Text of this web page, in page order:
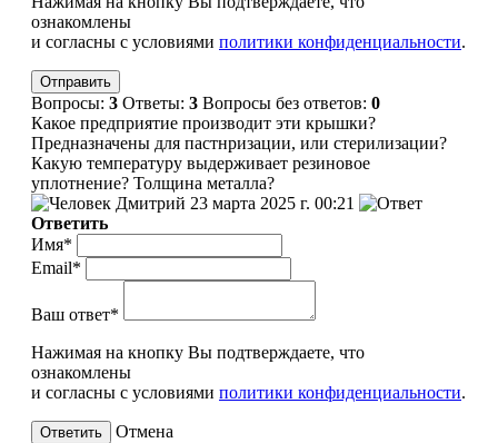
ознакомлены
и согласны с условиями политики конфиденциальности.
Вопросы: 3 Ответы: 3 Вопросы без ответов: 0
Какое предприятие производит эти крышки?
Предназначены для пастнризации, или стерилизации?
Какую температуру выдерживает резиновое
уплотнение? Толщина металла?
Дмитрий 23 марта 2025 г. 00:21
Ответить
Имя*
Email*
Ваш ответ*
Нажимая на кнопку Вы подтверждаете, что
ознакомлены
и согласны с условиями политики конфиденциальности.
Отмена